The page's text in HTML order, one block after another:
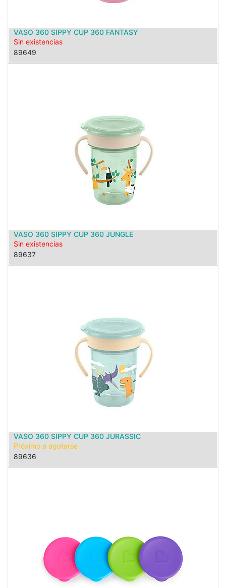
VASO 360 SIPPY CUP 360 FANTASY
Sin existencias
89649
VASO 360 SIPPY CUP 360 JUNGLE
Sin existencias
89637
VASO 360 SIPPY CUP 360 JURASSIC
Próximo a agotarse
89636